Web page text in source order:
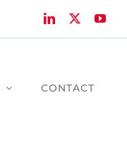
CONTACT